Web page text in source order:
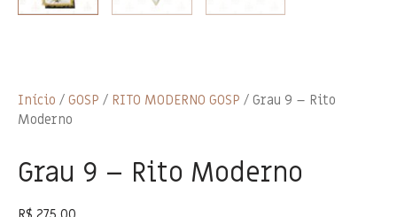
Início / GOSP / RITO MODERNO GOSP / Grau 9 – Rito
Moderno
Grau 9 – Rito Moderno